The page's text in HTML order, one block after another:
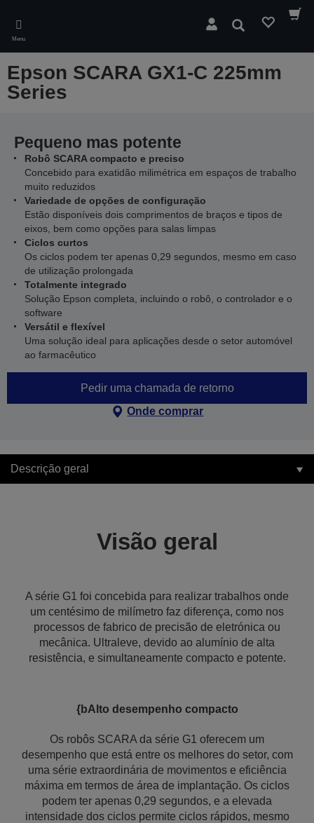
main
content
Menu
Pesquisar
Epson SCARA GX1-C 225mm
Series
Pequeno mas potente
Robô SCARA compacto e preciso
Concebido para exatidão milimétrica em espaços de trabalho
muito reduzidos
Variedade de opções de configuração
Estão disponíveis dois comprimentos de braços e tipos de
eixos, bem como opções para salas limpas
Ciclos curtos
Os ciclos podem ter apenas 0,29 segundos, mesmo em caso
de utilização prolongada
Totalmente integrado
Solução Epson completa, incluindo o robô, o controlador e o
software
Versátil e flexível
Uma solução ideal para aplicações desde o setor automóvel
ao farmacêutico
Pedir uma chamada de retorno
Onde comprar
Descrição geral
Visão geral
A série G1 foi concebida para realizar trabalhos onde
um centésimo de milímetro faz diferença, como nos
processos de fabrico de precisão de eletrónica ou
mecânica. Ultraleve, devido ao alumínio de alta
resistência, e simultaneamente compacto e potente.
{bAlto desempenho compacto
Os robôs SCARA da série G1 oferecem um
desempenho que está entre os melhores do setor, com
uma série extraordinária de movimentos e eficiência
máxima em termos de área de implantação. Os ciclos
podem ter apenas 0,29 segundos, e a elevada
intensidade dos ciclos permite ciclos rápidos, mesmo